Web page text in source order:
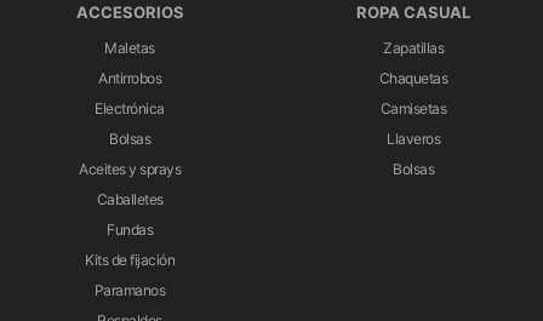
ACCESORIOS
Maletas
Antirrobos
Electrónica
Bolsas
Aceites y sprays
Caballetes
Fundas
Kits de fijación
Paramanos
ROPA CASUAL
Zapatillas
Chaquetas
Camisetas
Llaveros
Bolsas